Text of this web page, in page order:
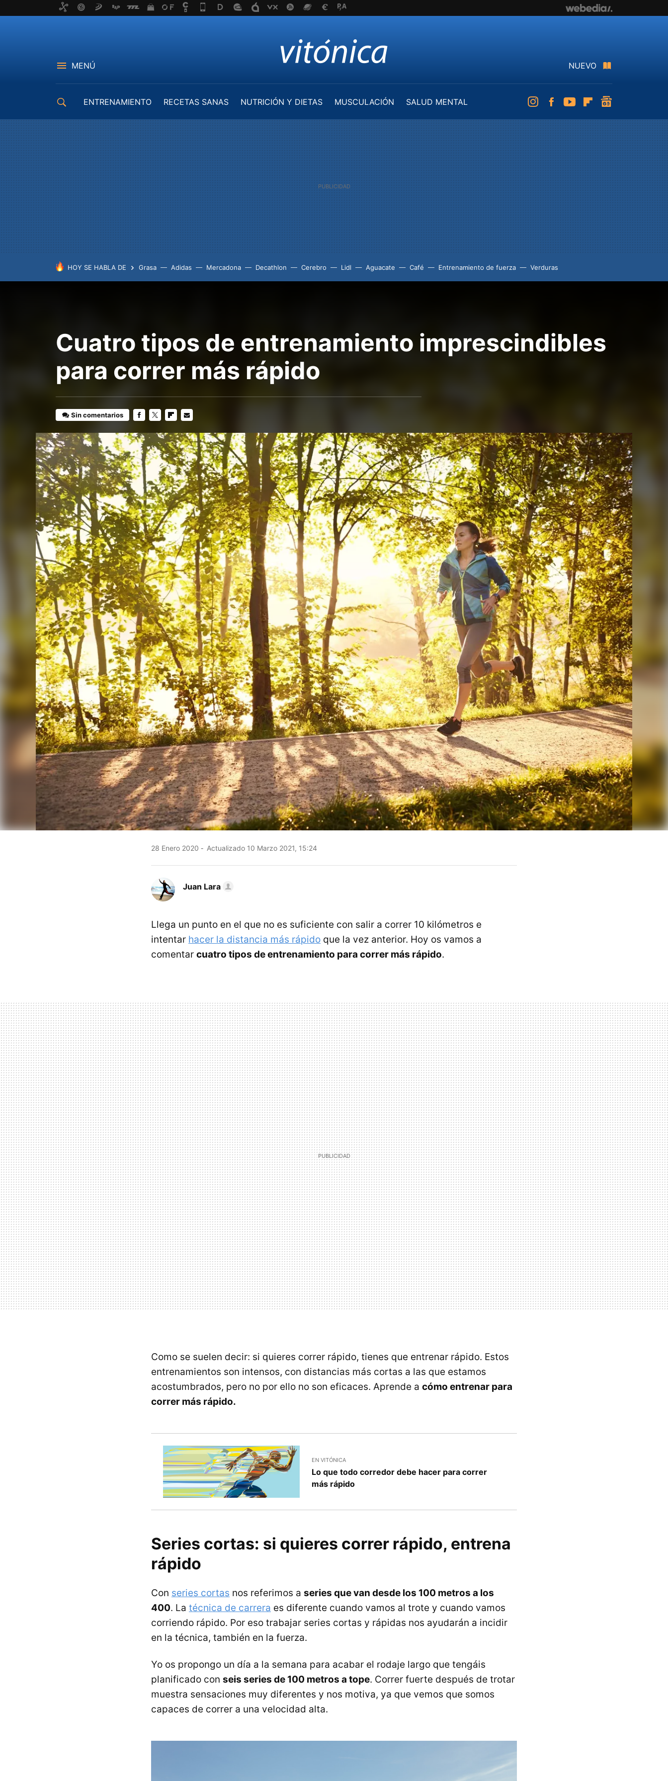
MENÚ NUEVO
ENTRENAMIENTO RECETAS SANAS NUTRICIÓN Y DIETAS MUSCULACIÓN
SALUD MENTAL
InstagramFacebookYoutubeFlipboard
HOY SE HABLA DE Grasa Adidas Mercadona Decathlon Cerebro Lidl Aguacate Café Entrenamiento de fuerza Verduras
Cuatro tipos de entrenamiento imprescindibles
para correr más rápido
Sin comentarios
MAIL
28 Enero 2020 Actualizado 10 Marzo 2021, 15:24
Juan Lara
Llega un punto en el que no es suficiente con salir a correr 10 kilómetros e
intentar hacer la distancia más rápido que la vez anterior. Hoy os vamos a
comentar cuatro tipos de entrenamiento para correr más rápido.
Como se suelen decir: si quieres correr rápido, tienes que entrenar rápido. Estos
entrenamientos son intensos, con distancias más cortas a las que estamos
acostumbrados, pero no por ello no son eficaces. Aprende a cómo entrenar para
correr más rápido.
EN VITÓNICA
Lo que todo corredor debe hacer para correr
más rápido
Series cortas: si quieres correr rápido, entrena
rápido
Con series cortas nos referimos a series que van desde los 100 metros a los
400. La técnica de carrera es diferente cuando vamos al trote y cuando vamos
corriendo rápido. Por eso trabajar series cortas y rápidas nos ayudarán a incidir
en la técnica, también en la fuerza.
Yo os propongo un día a la semana para acabar el rodaje largo que tengáis
planificado con seis series de 100 metros a tope. Correr fuerte después de trotar
muestra sensaciones muy diferentes y nos motiva, ya que vemos que somos
capaces de correr a una velocidad alta.